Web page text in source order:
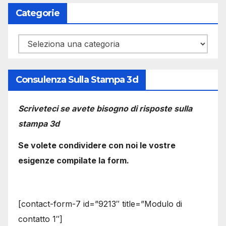
Categorie
Categorie
Consulenza Sulla Stampa 3d
Scriveteci se avete bisogno di risposte sulla
stampa 3d
Se volete condividere con noi le vostre
esigenze compilate la form.
[contact-form-7 id=”9213″ title=”Modulo di
contatto 1″]